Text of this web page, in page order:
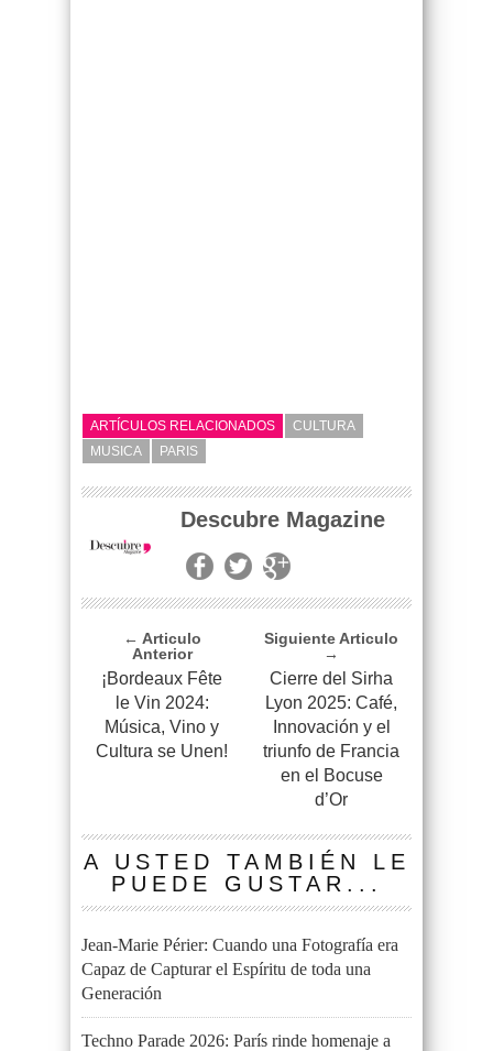
ARTÍCULOS RELACIONADOS
CULTURA
MUSICA
PARIS
Descubre Magazine
← Articulo
Anterior
¡Bordeaux Fête
le Vin 2024:
Música, Vino y
Cultura se Unen!
Siguiente Articulo
→
Cierre del Sirha
Lyon 2025: Café,
Innovación y el
triunfo de Francia
en el Bocuse
d’Or
A USTED TAMBIÉN LE
PUEDE GUSTAR...
Jean-Marie Périer: Cuando una Fotografía era
Capaz de Capturar el Espíritu de toda una
Generación
Techno Parade 2026: París rinde homenaje a